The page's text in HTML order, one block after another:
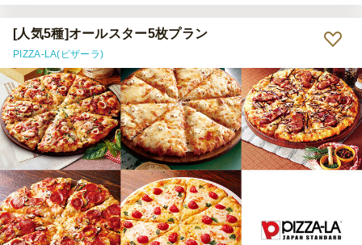
[人気5種]オールスター5枚プラン
PIZZA-LA(ピザーラ)